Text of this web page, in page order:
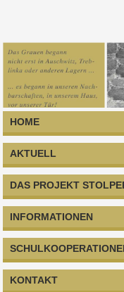
HOME
AKTUELL
DAS PROJEKT
INFORMATIONEN
KONTAKT